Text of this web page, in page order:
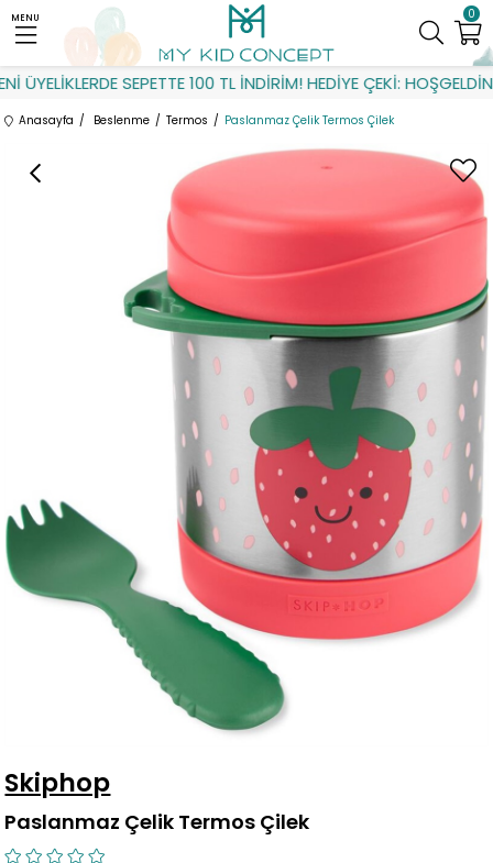
SEPETTE 100 TL İNDİRİM! HEDİYE ÇEKİ: HOŞGELDİN
0
MENU
Anasayfa Beslenme Termos Paslanmaz Çelik Termos Çilek
Skiphop
Paslanmaz Çelik Termos Çilek